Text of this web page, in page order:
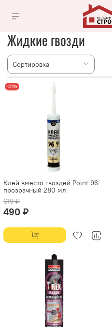
Жидкие гвозди
-21%
Клей вместо гвоздей Point 96
прозрачный 280 мл
619 ₽
490 ₽